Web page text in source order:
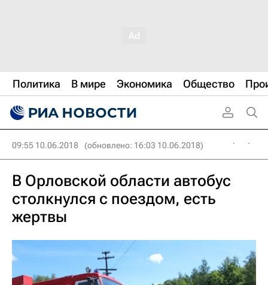
Политика В мире Экономика Общество
09:55 10.06.2018 (обновлено: 16:03 10.06.2018)
В Орловской области автобус
столкнулся с поездом, есть
жертвы